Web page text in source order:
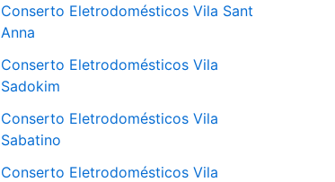
Conserto Eletrodomésticos Vila Sant
Anna
Conserto Eletrodomésticos Vila
Sadokim
Conserto Eletrodomésticos Vila
Sabatino
Conserto Eletrodomésticos Vila